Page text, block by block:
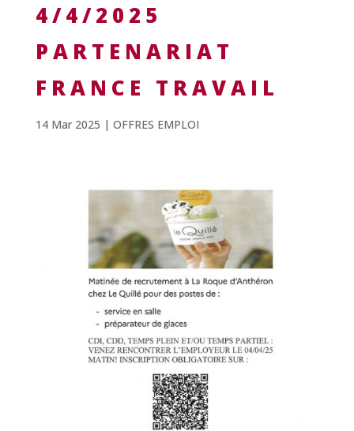
4/4/2025
PARTENARIAT
FRANCE TRAVAIL
14 Mar 2025 | OFFRES EMPLOI